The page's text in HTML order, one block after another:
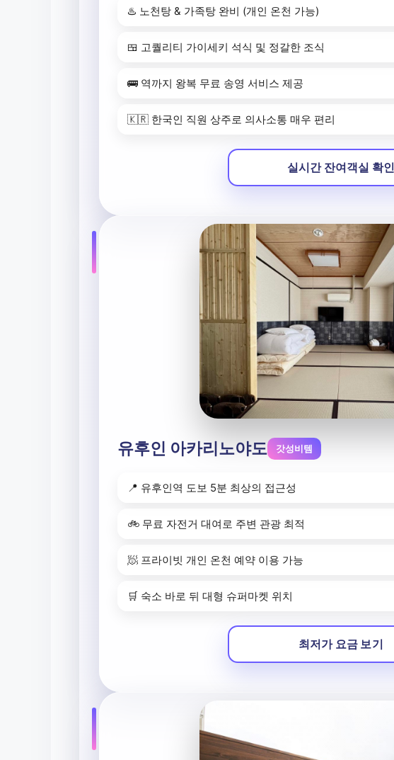
♨️ 노천탕 & 가족탕 완비 (개인 온천 가능)
🍱 고퀄리티 가이세키 석식 및 정갈한 조식
🚌 역까지 왕복 무료 송영 서비스 제공
🇰🇷 한국인 직원 상주로 의사소통 매우 편리
실시간 잔여객실 확인
유후인 아카리노야도 갓성비템
📍 유후인역 도보 5분 최상의 접근성
🚲 무료 자전거 대여로 주변 관광 최적
🧖 프라이빗 개인 온천 예약 이용 가능
🛒 숙소 바로 뒤 대형 슈퍼마켓 위치
최저가 요금 보기